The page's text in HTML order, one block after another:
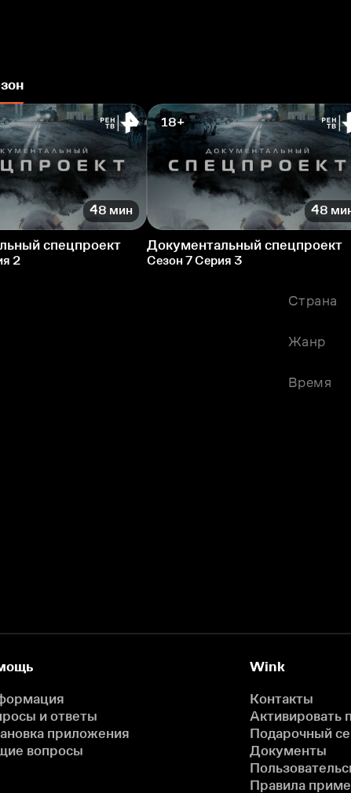
48 мин
спецпроект
2
18+
48
Документальный спецпроект
Сезон 7 Серия 3
Страна
Жанр
Время
и ответы
приложения
вопросы
Wink
Контакты
Активировать
Подарочный
Документы
Правила